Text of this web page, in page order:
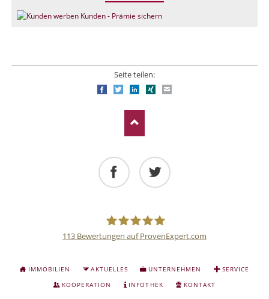
Seite teilen:
FacebookTwitterLinkedIn
Xing
Anlage
113 Bewertungen auf ProvenExpert.com
NAVIGATION
ÜBERSPRINGEN
IMMOBILIEN AKTUELLES UNTERNEHMEN
SERVICE
KOOPERATION
INFOTHEK KONTAKT